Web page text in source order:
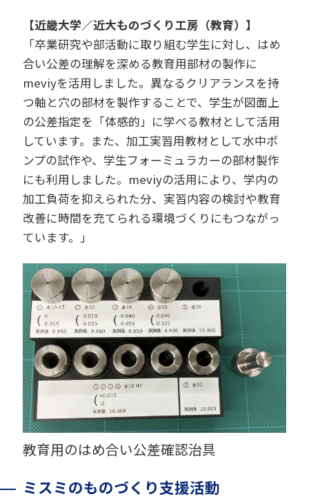
【近畿大学／近大ものづくり工房（教育）】
「卒業研究や部活動に取り組む学生に対し、はめ
合い公差の理解を深める教育用部材の製作に
meviyを活用しました。異なるクリアランスを持
つ軸と穴の部材を製作することで、学生が図面上
の公差指定を「体感的」に学べる教材として活用
しています。また、加工実習用教材として水中ポ
ンプの試作や、学生フォーミュラカーの部材製作
にも利用しました。meviyの活用により、学内の
加工負荷を抑えられた分、実習内容の検討や教育
改善に時間を充てられる環境づくりにもつながっ
ています。」
教育用のはめ合い公差確認治具
ミスミのものづくり支援活動